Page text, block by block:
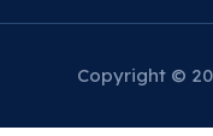
Copyright ©